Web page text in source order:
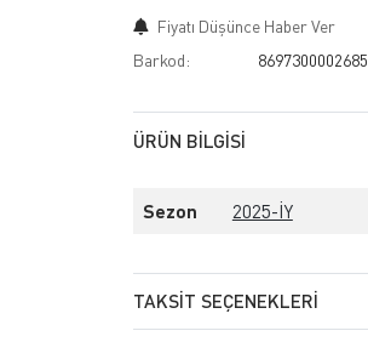
Fiyatı Düşünce Haber Ver
Barkod:
8697300002685
ÜRÜN BILGISI
Sezon 2025-İY
TAKSIT SEÇENEKLERI